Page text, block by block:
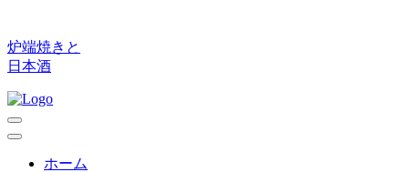
炉端焼きと
日本酒
ホーム